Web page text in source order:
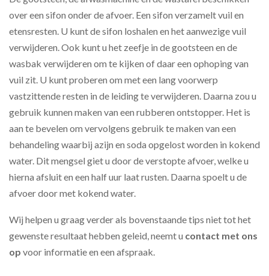
over een sifon onder de afvoer. Een sifon verzamelt vuil en
etensresten. U kunt de sifon loshalen en het aanwezige vuil
verwijderen. Ook kunt u het zeefje in de gootsteen en de
wasbak verwijderen om te kijken of daar een ophoping van
vuil zit. U kunt proberen om met een lang voorwerp
vastzittende resten in de leiding te verwijderen. Daarna zou u
gebruik kunnen maken van een rubberen ontstopper. Het is
aan te bevelen om vervolgens gebruik te maken van een
behandeling waarbij azijn en soda opgelost worden in kokend
water. Dit mengsel giet u door de verstopte afvoer, welke u
hierna afsluit en een half uur laat rusten. Daarna spoelt u de
afvoer door met kokend water.
Wij helpen u graag verder als bovenstaande tips niet tot het
gewenste resultaat hebben geleid, neemt u contact met ons
op voor informatie en een afspraak.